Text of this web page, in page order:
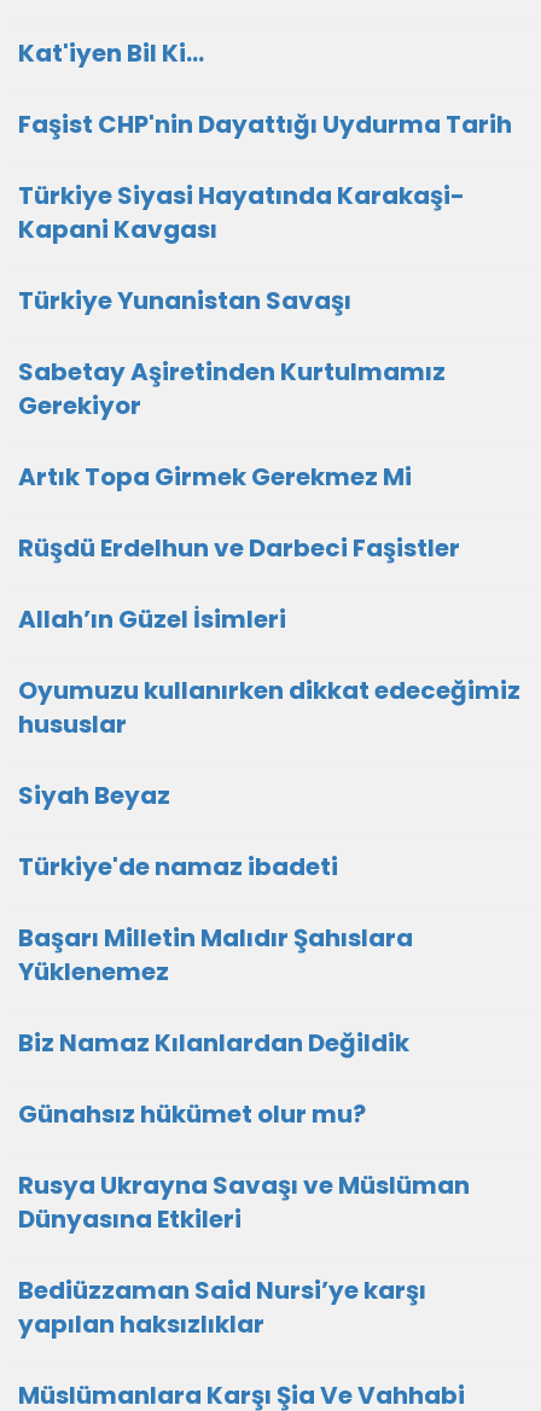
Kat'iyen Bil Ki…
Faşist CHP'nin Dayattığı Uydurma Tarih
Türkiye Siyasi Hayatında Karakaşi-
Kapani Kavgası
Türkiye Yunanistan Savaşı
Sabetay Aşiretinden Kurtulmamız
Gerekiyor
Artık Topa Girmek Gerekmez Mi
Rüşdü Erdelhun ve Darbeci Faşistler
Allah’ın Güzel İsimleri
Oyumuzu kullanırken dikkat edeceğimiz
hususlar
Siyah Beyaz
Türkiye'de namaz ibadeti
Başarı Milletin Malıdır Şahıslara
Yüklenemez
Biz Namaz Kılanlardan Değildik
Günahsız hükümet olur mu?
Rusya Ukrayna Savaşı ve Müslüman
Dünyasına Etkileri
Bediüzzaman Said Nursi’ye karşı
yapılan haksızlıklar
Müslümanlara Karşı Şia Ve Vahhabi